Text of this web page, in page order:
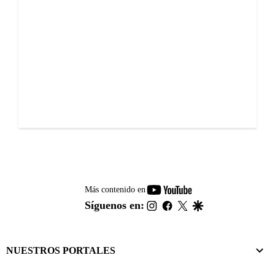
Más contenido en
youtube-
footer
Síguenos en: instagram
facebook
twitter
NUESTROS PORTALES